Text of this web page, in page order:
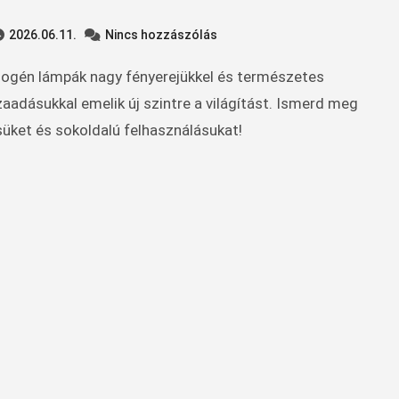
2026.06.11. Nincs hozzászólás
emelik új szintre a világítást. Ismerd meg
és sokoldalú felhasználásukat!